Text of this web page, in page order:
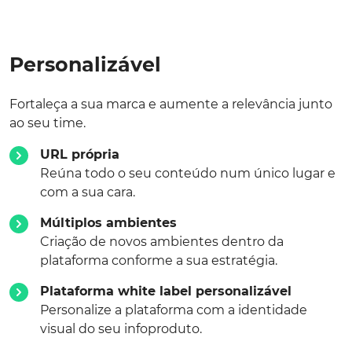
Personalizável
Fortaleça a sua marca e aumente a relevância junto
ao seu time.
URL própria
Reúna todo o seu conteúdo num único lugar e
com a sua cara.
Múltiplos ambientes
Criação de novos ambientes dentro da
plataforma conforme a sua estratégia.
Plataforma white label personalizável
Personalize a plataforma com a identidade
visual do seu infoproduto.